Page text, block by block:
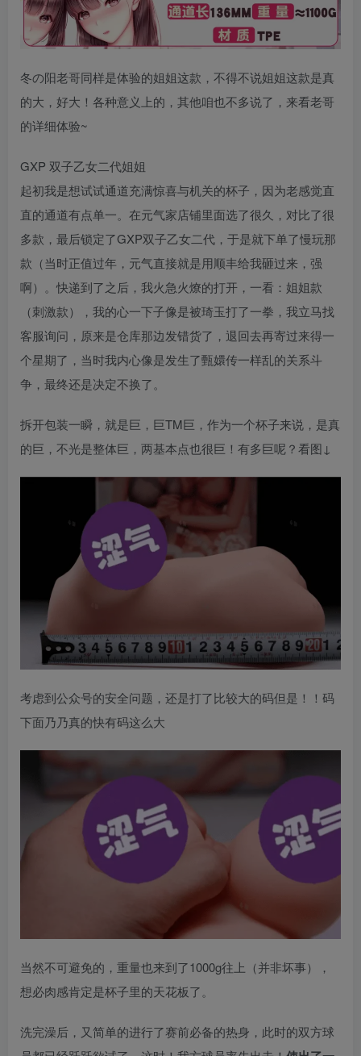
冬の阳老哥同样是体验的姐姐这款，不得不说姐姐这款是真
的大，好大！各种意义上的，其他咱也不多说了，来看老哥
的详细体验~
GXP 双子乙女二代姐姐
起初我是想试试通道充满惊喜与机关的杯子，因为老感觉直
直的通道有点单一。在元气家店铺里面选了很久，对比了很
多款，最后锁定了GXP双子乙女二代，于是就下单了慢玩那
款（当时正值过年，元气直接就是用顺丰给我砸过来，强
啊）。快递到了之后，我火急火燎的打开，一看：姐姐款
（刺激款），我的心一下子像是被琦玉打了一拳，我立马找
客服询问，原来是仓库那边发错货了，退回去再寄过来得一
个星期了，当时我内心像是发生了甄嬛传一样乱的关系斗
争，最终还是决定不换了。
拆开包装一瞬，就是巨，巨TM巨，作为一个杯子来说，是真
的巨，不光是整体巨，两基本点也很巨！有多巨呢？看图↓
考虑到公众号的安全问题，还是打了比较大的码但是！！码
下面乃乃真的快有码这么大
当然不可避免的，重量也来到了1000g往上（并非坏事），
想必肉感肯定是杯子里的天花板了。
洗完澡后，又简单的进行了赛前必备的热身，此时的双方球